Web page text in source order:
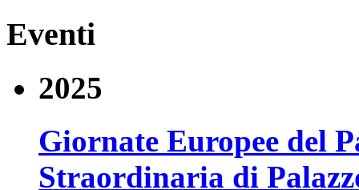
Eventi
2025
Giornate Europee del
Straordinaria di